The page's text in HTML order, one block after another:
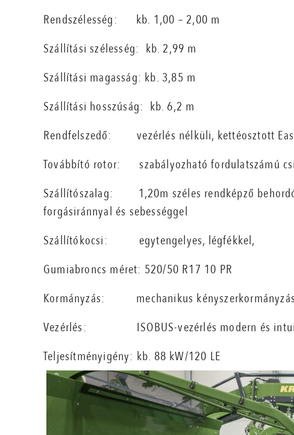
Rendszélesség: kb. 1,00 – 2,00 m
Szállítási szélesség: kb. 2,99 m
Szállítási magasság: kb. 3,85 m
Szállítási hosszúság: kb. 6,2 m
Rendfelszedő:vezérlés nélküli, kettéosztott
Továbbító rotor:szabályozható fordulatszámú
Szállítószalag: 1,20m széles rendképző
forgásiránnyal és sebességgel
Szállítókocsi: egytengelyes, légfékkel,
Gumiabroncs méret: 520/50 R17 10 PR
Kormányzás: mechanikus kényszerkormányzás
Vezérlés: ISOBUS-vezérlés modern és
Teljesítményigény: kb. 88 kW/120 LE